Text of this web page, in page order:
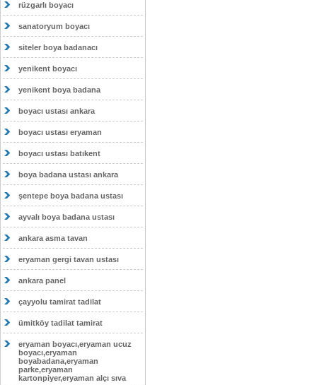
rüzgarlı boyacı
sanatoryum boyacı
siteler boya badanacı
yenikent boyacı
yenikent boya badana
boyacı ustası ankara
boyacı ustası eryaman
boyacı ustası batıkent
boya badana ustası ankara
şentepe boya badana ustası
ayvalı boya badana ustası
ankara asma tavan
eryaman gergi tavan ustası
ankara panel
çayyolu tamirat tadilat
ümitköy tadilat tamirat
eryaman boyacı,eryaman ucuz
boyacı,eryaman
boyabadana,eryaman
parke,eryaman
kartonpiyer,eryaman alçı sıva